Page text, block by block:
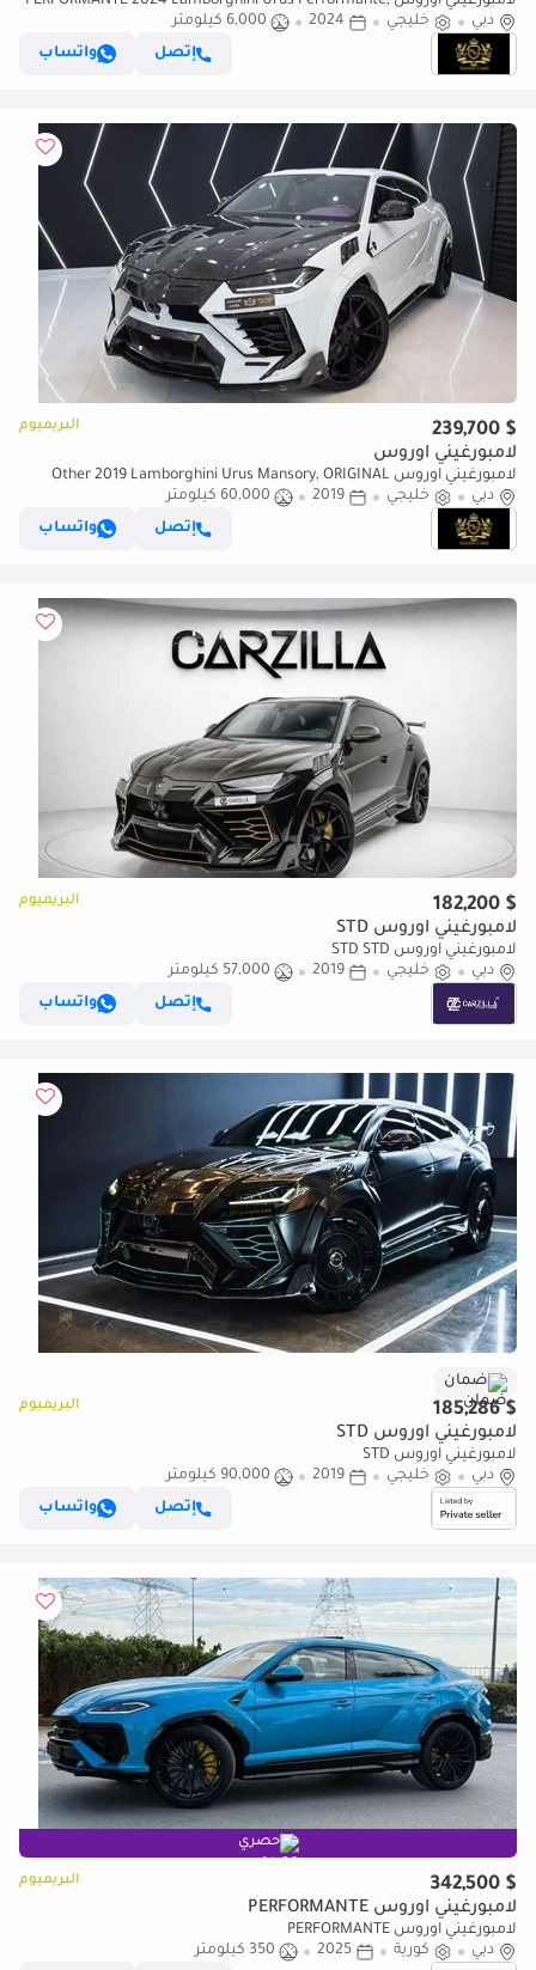
Full Carbon Fiber Pack, Individual Rear Seats, Dealer Warr + Serv
دبي خليجي 2024
6,000 كيلومتر
إتصل
واتساب
$ 239,700 البريميوم
لامبورغيني اوروس
لامبورغيني اوروس Other 2019 Lamborghini Urus Mansory, ORIGINAL
MANSORY w/ Certificate, Full Forged Carbon Pack, GCC Specs!!
دبي خليجي 2019
60,000 كيلومتر
إتصل
واتساب
$ 182,200 البريميوم
لامبورغيني اوروس STD
لامبورغيني اوروس STD STD
دبي
خليجي 2019
57,000 كيلومتر
إتصل
واتساب
ضمان
$ 185,286 البريميوم
لامبورغيني اوروس STD
لامبورغيني اوروس STD
دبي
خليجي 2019
90,000 كيلومتر
إتصل
واتساب
حصري
$ 342,500 البريميوم
لامبورغيني اوروس PERFORMANTE
لامبورغيني اوروس PERFORMANTE
دبي
كورية 2025
350 كيلومتر